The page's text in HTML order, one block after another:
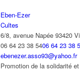
Eben-Ezer
Cultes
6/8, avenue Napée 93420
06 64 23 38 5406 64 23 38
ebenezer.asso93@yahoo.fr
Promotion de la solidarité